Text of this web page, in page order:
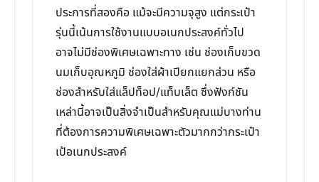
ประการที่สองคือ แม้จะมีความจุสูง แต่กระเป๋า
รุ่นนี้เน้นการใช้งานแบบอเนกประสงค์ทั่วไป
อาจไม่มีช่องพิเศษเฉพาะทาง เช่น ช่องเก็บขวด
นมเก็บอุณหภูมิ ช่องใส่ผ้าเปียกแยกส่วน หรือ
ช่องสำหรับใส่แล็ปท็อป/แท็บเล็ต ซึ่งฟังก์ชัน
เหล่านี้อาจเป็นสิ่งจำเป็นสำหรับคุณแม่บางท่าน
ที่ต้องการความพิเศษเฉพาะตัวมากกว่ากระเป๋า
เป้อเนกประสงค์